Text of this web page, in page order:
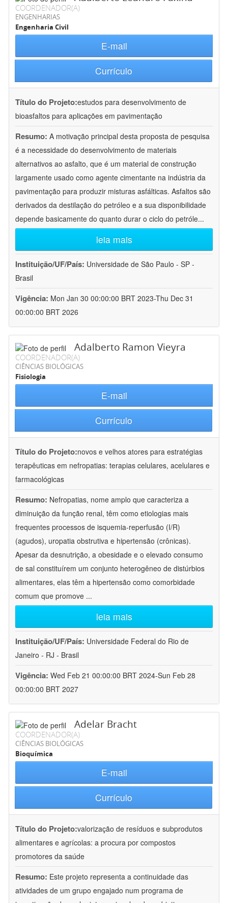
COORDENADOR(A)
ENGENHARIAS
Engenharia Civil
E-mail
Currículo
Título do Projeto:estudos para desenvolvimento de
bioasfaltos para aplicações em pavimentação
Resumo: A motivação principal desta proposta de pesquisa
é a necessidade do desenvolvimento de materiais
alternativos ao asfalto, que é um material de construção
largamente usado como agente cimentante na indústria da
pavimentação para produzir misturas asfálticas. Asfaltos são
derivados da destilação do petróleo e a sua disponibilidade
depende basicamente do quanto durar o ciclo do petróle...
leia mais
Instituição/UF/País: Universidade de São Paulo - SP -
Brasil
Vigência: Mon Jan 30 00:00:00 BRT 2023-Thu Dec 31
00:00:00 BRT 2026
Adalberto Ramon Vieyra
COORDENADOR(A)
CIÊNCIAS BIOLÓGICAS
Fisiologia
E-mail
Currículo
Título do Projeto:novos e velhos atores para estratégias
terapêuticas em nefropatias: terapias celulares, acelulares e
farmacológicas
Resumo: Nefropatias, nome amplo que caracteriza a
diminuição da função renal, têm como etiologias mais
frequentes processos de isquemia-reperfusão (I/R)
(agudos), uropatia obstrutiva e hipertensão (crônicas).
Apesar da desnutrição, a obesidade e o elevado consumo
de sal constituírem um conjunto heterogêneo de distúrbios
alimentares, elas têm a hipertensão como comorbidade
comum que promove ...
leia mais
Instituição/UF/País: Universidade Federal do Rio de
Janeiro - RJ - Brasil
Vigência: Wed Feb 21 00:00:00 BRT 2024-Sun Feb 28
00:00:00 BRT 2027
Adelar Bracht
COORDENADOR(A)
CIÊNCIAS BIOLÓGICAS
Bioquímica
E-mail
Currículo
Título do Projeto:valorização de resíduos e subprodutos
alimentares e agrícolas: a procura por compostos
promotores da saúde
Resumo: Este projeto representa a continuidade das
atividades de um grupo engajado num programa de